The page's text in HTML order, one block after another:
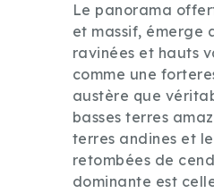
Le panorama
et massif, émerge
ravinées et hauts
comme une
austère que
basses terres
terres andines et
retombées de
dominante est